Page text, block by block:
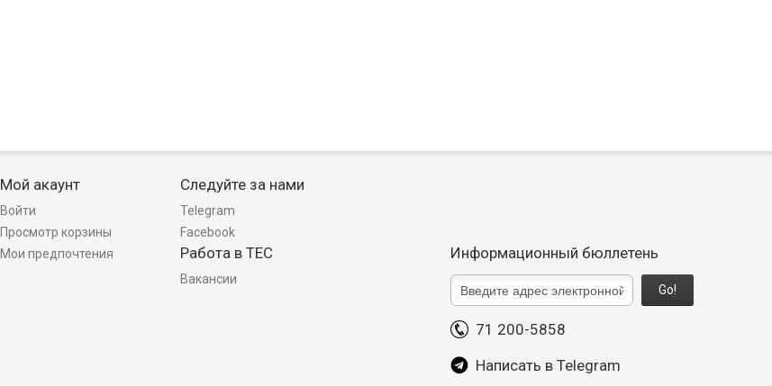
Мой акаунт
Войти
Просмотр корзины
Мои предпочтения
Следуйте за нами
Telegram
Facebook
Работа в TEC
Вакансии
Информационный бюллетень
Go!
71 200-5858
Написать в Telegram